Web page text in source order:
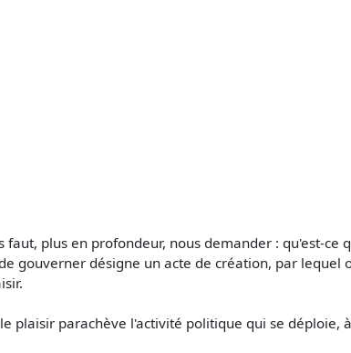
faut, plus en profondeur, nous demander : qu'est-ce
gouverner désigne un acte de création, par
plaisir parachève l'activité politique qui se